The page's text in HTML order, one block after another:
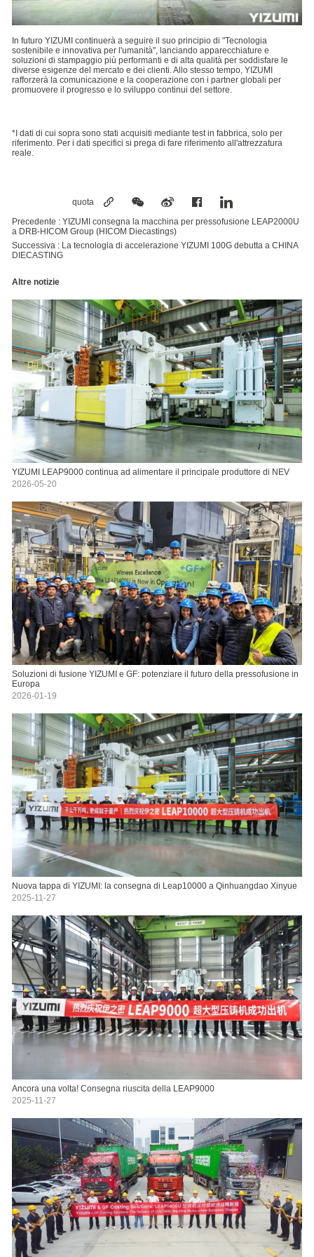
In futuro YIZUMI continuerà a seguire il suo principio di "Tecnologia
sostenibile e innovativa per l'umanità", lanciando apparecchiature e
soluzioni di stampaggio più performanti e di alta qualità per soddisfare le
diverse esigenze del mercato e dei clienti. Allo stesso tempo, YIZUMI
rafforzerà la comunicazione e la cooperazione con i partner globali per
promuovere il progresso e lo sviluppo continui del settore.
*I dati di cui sopra sono stati acquisiti mediante test in fabbrica, solo per
riferimento. Per i dati specifici si prega di fare riferimento all'attrezzatura
reale.
quota
Precedente : YIZUMI consegna la macchina per pressofusione LEAP2000U
a DRB-HICOM Group (HICOM Diecastings)
Successiva : La tecnologia di accelerazione YIZUMI 100G debutta a CHINA
DIECASTING
Altre notizie
YIZUMI LEAP9000 continua ad alimentare il principale produttore di NEV
2026-05-20
Soluzioni di fusione YIZUMI e GF: potenziare il futuro della pressofusione in
Europa
2026-01-19
Nuova tappa di YIZUMI: la consegna di Leap10000 a Qinhuangdao Xinyue
2025-11-27
Ancora una volta! Consegna riuscita della LEAP9000
2025-11-27